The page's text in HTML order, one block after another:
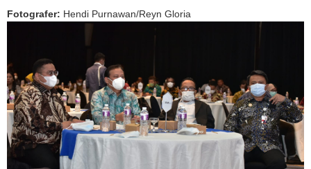
Fotografer: Hendi Purnawan/Reyn Gloria